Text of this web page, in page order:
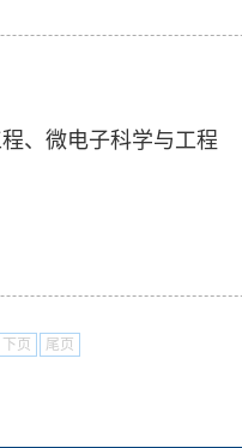
、微电子科学与工程
下页 尾页